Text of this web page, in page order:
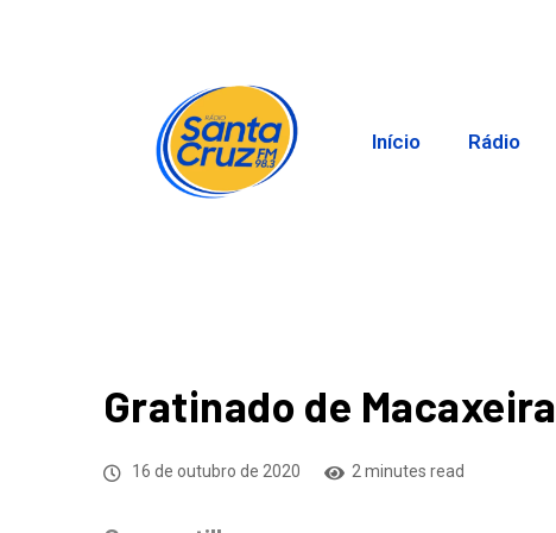
Início Rádio
Gratinado de Macaxeira
16 de outubro de 2020 2 minutes read